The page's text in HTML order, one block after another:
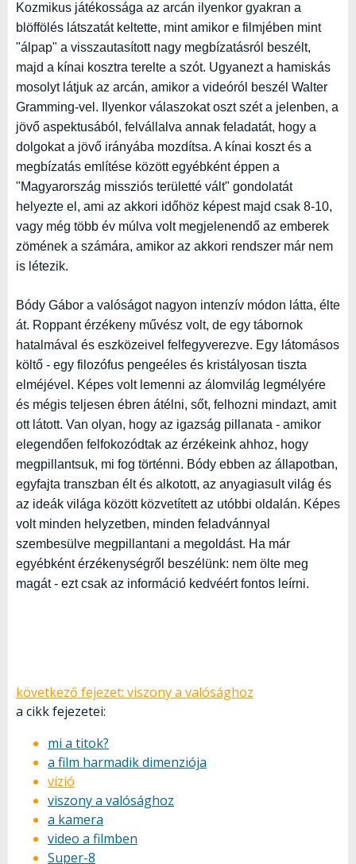
Kozmikus játékossága az arcán ilyenkor gyakran a
blöffölés látszatát keltette, mint amikor e filmjében mint
"álpap" a visszautasított nagy megbízatásról beszélt,
majd a kínai kosztra terelte a szót. Ugyanezt a hamiskás
mosolyt látjuk az arcán, amikor a videóról beszél Walter
Gramming-vel. Ilyenkor válaszokat oszt szét a jelenben, a
jövő aspektusából, felvállalva annak feladatát, hogy a
dolgokat a jövő irányába mozdítsa. A kínai koszt és a
megbízatás említése között egyébként éppen a
"Magyarország missziós területté vált" gondolatát
helyezte el, ami az akkori időhöz képest majd csak 8-10,
vagy még több év múlva volt megjelenendő az emberek
zömének a számára, amikor az akkori rendszer már nem
is létezik.
Bódy Gábor a valóságot nagyon intenzív módon látta, élte
át. Roppant érzékeny művész volt, de egy tábornok
hatalmával és eszközeivel felfegyverezve. Egy látomásos
költő - egy filozófus pengeéles és kristályosan tiszta
elméjével. Képes volt lemenni az álomvilág legmélyére
és mégis teljesen ébren átélni, sőt, felhozni mindazt, amit
ott látott. Van olyan, hogy az igazság pillanata - amikor
elegendően felfokozódtak az érzékeink ahhoz, hogy
megpillantsuk, mi fog történni. Bódy ebben az állapotban,
egyfajta transzban élt és alkotott, az anyagiasult világ és
az ideák világa között közvetített az utóbbi oldalán. Képes
volt minden helyzetben, minden feladvánnyal
szembesülve megpillantani a megoldást. Ha már
egyébként érzékenységről beszélünk: nem ölte meg
magát - ezt csak az információ kedvéért fontos leírni.
következő fejezet: viszony a valósághoz
a cikk fejezetei:
mi a titok?
a film harmadik dimenziója
vízió
viszony a valósághoz
a kamera
video a filmben
Super-8